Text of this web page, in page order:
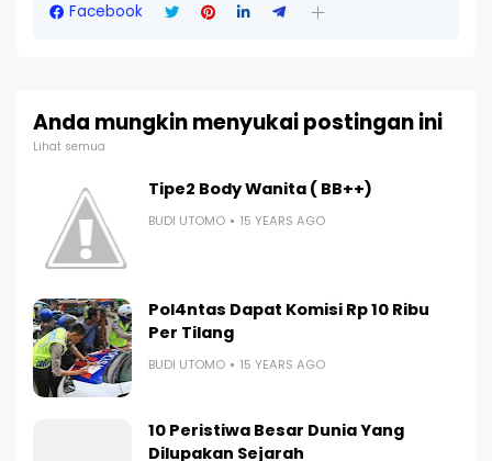
Facebook
Anda mungkin menyukai postingan ini
Lihat semua
Tipe2 Body Wanita ( BB++)
BUDI UTOMO 15 YEARS AGO
Pol4ntas Dapat Komisi Rp 10 Ribu
Per Tilang
BUDI UTOMO 15 YEARS AGO
10 Peristiwa Besar Dunia Yang
Dilupakan Sejarah